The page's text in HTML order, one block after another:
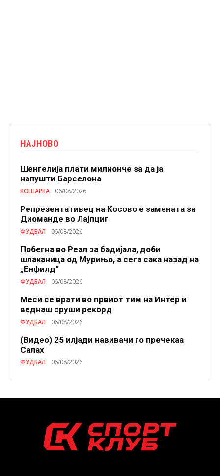
НАЈНОВО
Шенгелија плати милионче за да ја
напушти Барселона
КОШАРКА 06/08/2026
Репрезентативец на Косово е замената за
Диоманде во Лајпциг
ФУДБАЛ 06/08/2026
Побегна во Реал за бадијала, доби
шлаканица од Мурињо, а сега сака назад на
„Енфилд“
ФУДБАЛ 06/08/2026
Меси се врати во првиот тим на Интер и
веднаш сруши рекорд
ФУДБАЛ 06/08/2026
(Видео) 25 илјади навивачи го пречекаа
Салах
ФУДБАЛ 06/08/2026